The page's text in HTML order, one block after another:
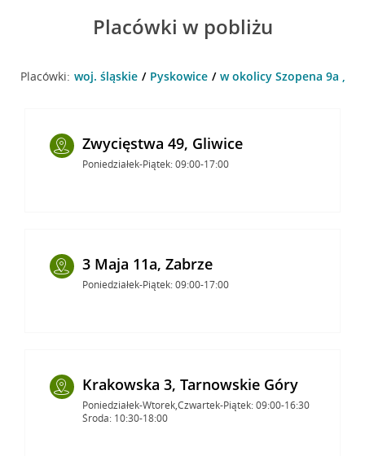
Placówki w pobliżu
Placówki: woj. śląskie Pyskowice w okolicy Szopena 9a ,
Zwycięstwa 49, Gliwice
Poniedziałek-Piątek: 09:00-17:00
3 Maja 11a, Zabrze
Poniedziałek-Piątek: 09:00-17:00
Krakowska 3, Tarnowskie Góry
Poniedziałek-Wtorek,Czwartek-Piątek: 09:00-16:30
Środa: 10:30-18:00